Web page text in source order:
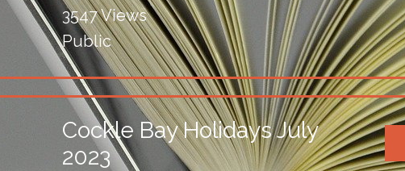
3547 Views
Public
Cockle Bay Holidays July
2023